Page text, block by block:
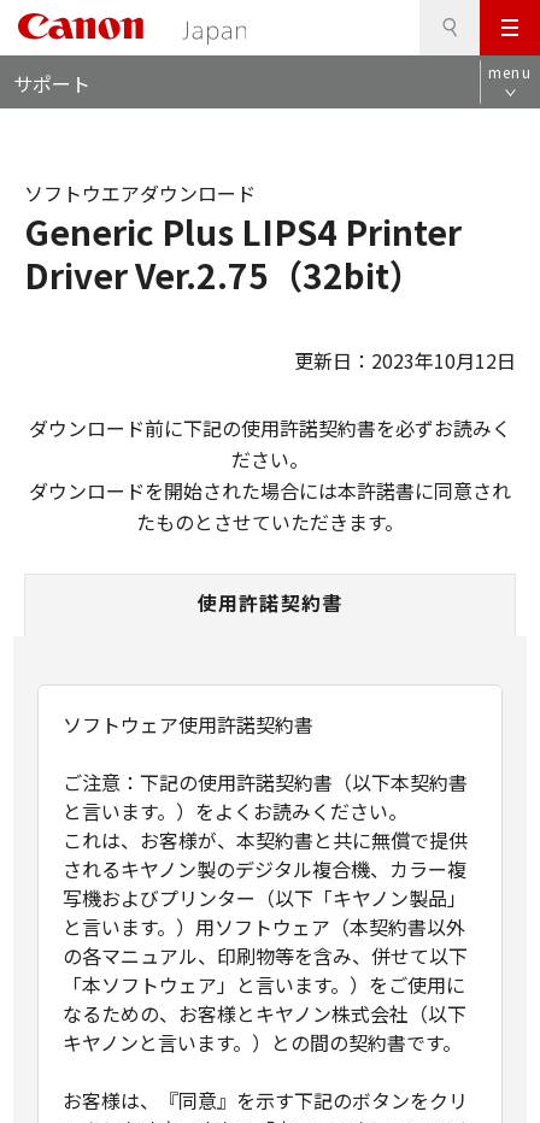
メ
ニ
ュ
サポート menu
Generic Plus LIPS4 Printer
Driver Ver.2.75（32bit）
ソフトウエアダウンロード
更新日：2023年10月12日
ダウンロード前に下記の使用許諾契約書を必ずお読みく
ださい。
ダウンロードを開始された場合には本許諾書に同意され
たものとさせていただきます。
使用許諾契約書
ソフトウェア使用許諾契約書
ご注意：下記の使用許諾契約書（以下本契約書
と言います。）をよくお読みください。
これは、お客様が、本契約書と共に無償で提供
されるキヤノン製のデジタル複合機、カラー複
写機およびプリンター（以下「キヤノン製品」
と言います。）用ソフトウェア（本契約書以外
の各マニュアル、印刷物等を含み、併せて以下
「本ソフトウェア」と言います。）をご使用に
なるための、お客様とキヤノン株式会社（以下
キヤノンと言います。）との間の契約書です。
お客様は、『同意』を示す下記のボタンをクリ